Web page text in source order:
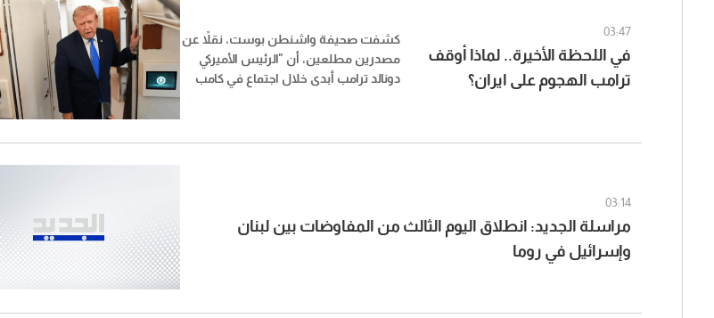
03:47
في اللحظة الأخيرة.. لماذا أوقف
ترامب الهجوم على ايران؟
كشفت صحيفة واشنطن بوست، نقلاً عن
مصدرين مطلعين، أن "الرئيس الأميركي
دونالد ترامب أبدى خلال اجتماع في كامب
03:14
مراسلة الجديد: انطلاق اليوم الثالث من المفاوضات بين لبنان
وإسرائيل في روما